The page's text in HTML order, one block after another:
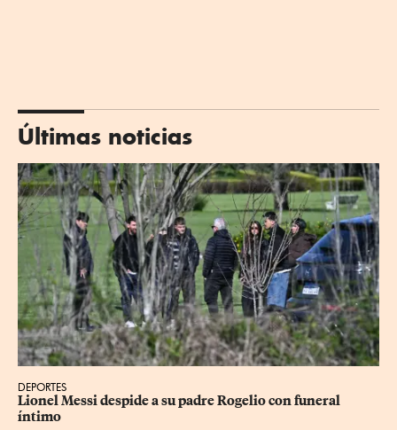
Últimas noticias
DEPORTES
Lionel Messi despide a su padre Rogelio con funeral
íntimo